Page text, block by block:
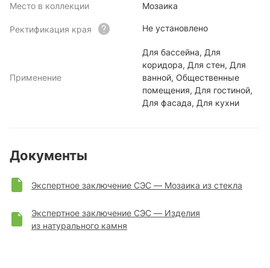
Место в коллекции Мозаика
Ректификация края Не установлено
Применение
Для бассейна, Для
коридора, Для стен, Для
ванной, Общественные
помещения, Для гостиной,
Для фасада, Для кухни
Документы
Экспертное заключение СЭС — Мозаика из стекла
Экспертное заключение СЭС — Изделия
из натурального камня